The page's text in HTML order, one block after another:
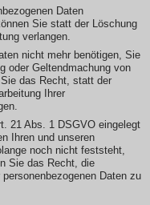
Daten
Sie statt der Löschung
verlangen.
nicht mehr benötigen, Sie
oder Geltendmachung von
das Recht, statt der
Ihrer
21 Abs. 1 DSGVO eingelegt
Ihren und unseren
noch nicht feststeht,
Sie das Recht, die
Daten zu